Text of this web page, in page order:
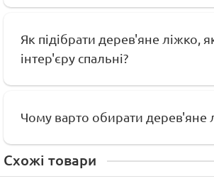
Як підібрати дерев'яне ліжко,
інтер'єру спальні?
Чому варто обирати дерев'яне
Схожі товари